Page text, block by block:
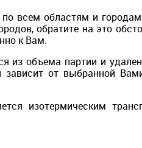
всем областям и
обратите на это
к Вам.
объема партии и
от выбранной
изотермическим